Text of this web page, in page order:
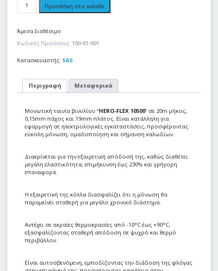
Προσθήκη στο καλάθι
Άμεσα διαθέσιμο
Κωδικός Προϊόντος: 100-01-001
Κατασκευαστής: SAS
Περιγραφή Μεταφορικά
Μονωτική ταινία βινυλίου “HERO-FLEX 10500” σε 20m μήκος,
0,15mm πάχος και 19mm πλάτος. Είναι κατάλληλη για
εφαρμογή σε ηλεκτρολογικές εγκαταστάσεις, προσφέροντας
εύκολη μόνωση, ομαδοποίηση και σήμανση καλωδίων.
Διακρίνεται για την εξαιρετική απόδοσή της, καθώς διαθέτει
μεγάλη ελαστικότητα, επιμήκυνση έως 230% και γρήγορη
επαναφορά.
Η εξαιρετική της κόλλα διασφαλίζει ότι η μόνωση θα
παραμείνει σταθερή για μεγάλο χρονικό διάστημα.
Αντέχει σε ακραίες θερμοκρασίες από -10°C έως +90°C,
εξασφαλίζοντας σταθερή απόδοση σε ψυχρό και θερμό
περιβάλλον.
Είναι αυτοσβενόμενη, εμποδίζοντας την διάδοση της φλόγας